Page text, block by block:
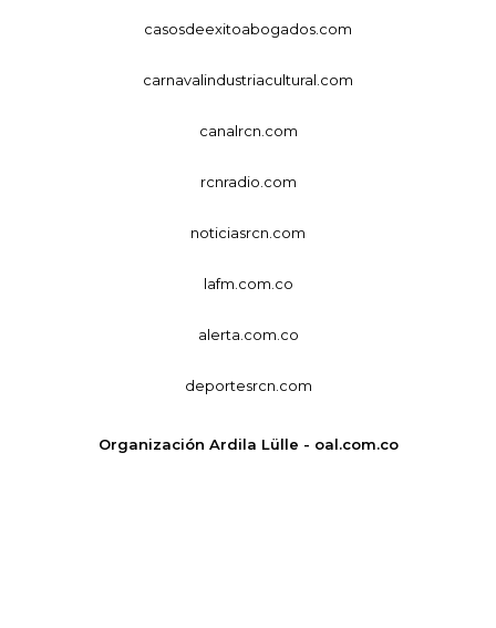
casosdeexitoabogados.com
carnavalindustriacultural.com
canalrcn.com
rcnradio.com
noticiasrcn.com
lafm.com.co
alerta.com.co
deportesrcn.com
Organización Ardila Lülle - oal.com.co